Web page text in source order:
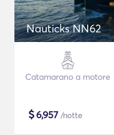
Nauticks NN62
Catamarano a motore
$6,957 /notte